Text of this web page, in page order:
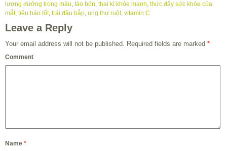
lượng đường trong máu, táo bón, thai kì khỏe mạnh, thức đẩy sức khỏe của
mắt, tiêu háo tốt, trái đậu bắp, ung thư ruột, vitamin C
Leave a Reply
Your email address will not be published. Required fields are marked *
Comment
Name *